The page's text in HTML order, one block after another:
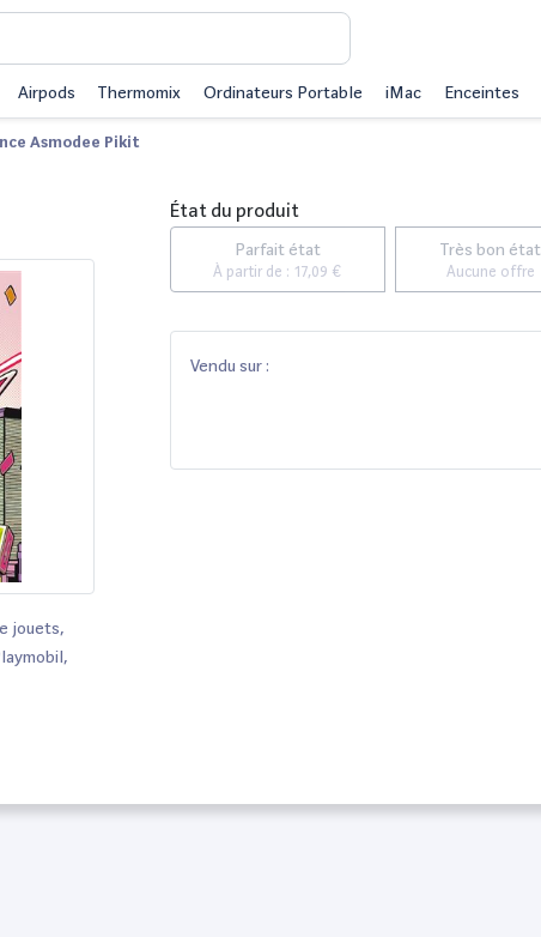
Airpods Thermomix Ordinateurs Portable iMac Enceintes
Asmodee Pikit
jouets,
:
État du produit
Parfait état
À partir de : 17,09 €
Très bon état
Aucune offre
Vendu sur :